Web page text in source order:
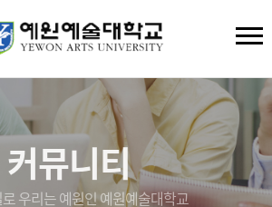
커뮤니티
우리는 예원인 예원예술대학교